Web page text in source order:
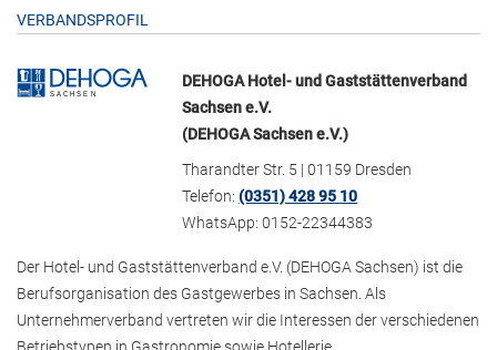
VERBANDSPROFIL
DEHOGA Hotel- und Gaststättenverband
Sachsen e.V.
(DEHOGA Sachsen e.V.)
Tharandter Str. 5 | 01159 Dresden
Telefon:(0351) 428 95 10
WhatsApp: 0152-22344383
Der Hotel- und Gaststättenverband e.V. (DEHOGA Sachsen) ist die
Berufsorganisation des Gastgewerbes in Sachsen. Als
Unternehmerverband vertreten wir die Interessen der verschiedenen